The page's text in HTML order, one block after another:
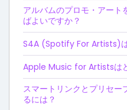
アルバムのプロモ・アート
ばよいですか？
S4A (Spotify For Artists)
Apple Music for Artistsは
スマートリンクとプリセー
るには？